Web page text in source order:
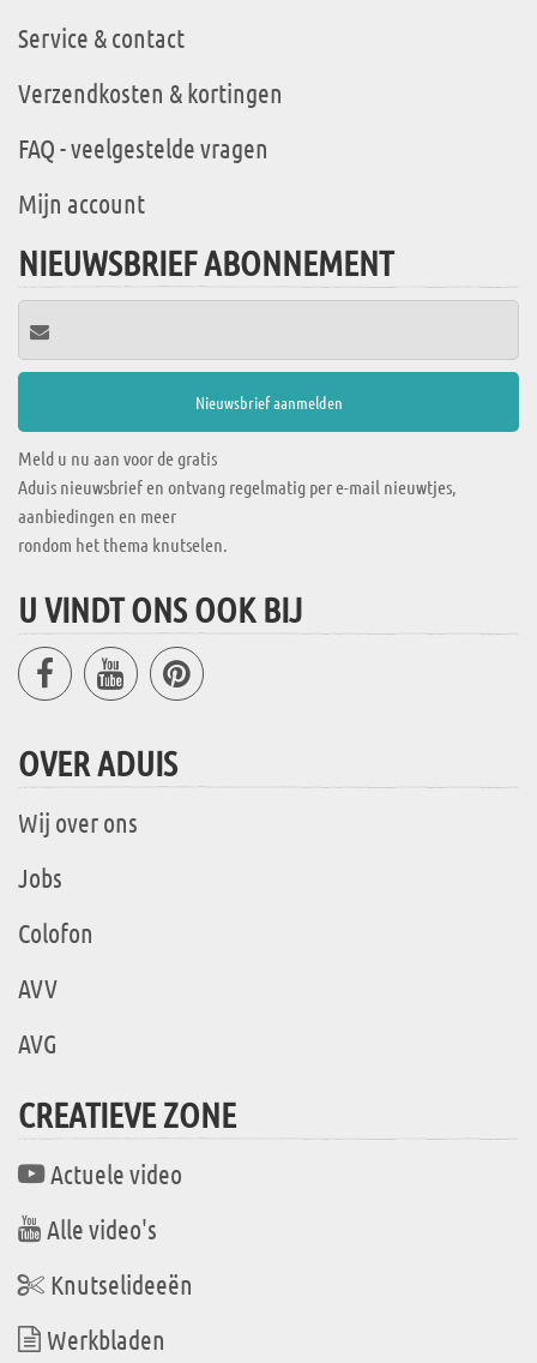
Service & contact
Verzendkosten & kortingen
FAQ - veelgestelde vragen
Mijn account
NIEUWSBRIEF ABONNEMENT
Meld u nu aan voor de gratis
Aduis nieuwsbrief en ontvang regelmatig per e-mail nieuwtjes,
aanbiedingen en meer
rondom het thema knutselen.
U VINDT ONS OOK BIJ
OVER ADUIS
Wij over ons
Jobs
Colofon
AVV
AVG
CREATIEVE ZONE
Actuele video
Alle video's
Knutselideeën
Werkbladen